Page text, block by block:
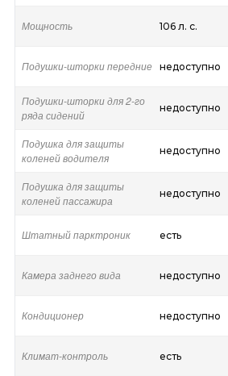
Мощность 106 л. с.
Подушки-шторки передние недоступно
Подушки-шторки для 2-го
ряда сидений
недоступно
Подушка для защиты
коленей водителя
недоступно
Подушка для защиты
коленей пассажира
недоступно
Штатный парктроник есть
Камера заднего вида недоступно
Кондиционер недоступно
Климат-контроль есть